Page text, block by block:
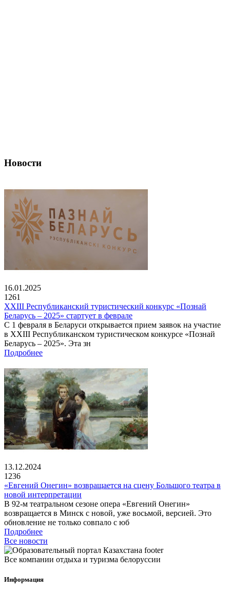
Новости
16.01.2025
1261
XXIII Республиканский туристический конкурс «Познай
Беларусь – 2025» стартует в феврале
С 1 февраля в Беларуси открывается прием заявок на участие
в XXIII Республиканском туристическом конкурсе «Познай
Беларусь – 2025». Эта зн
Подробнее
13.12.2024
1236
«Евгений Онегин» возвращается на сцену Большого театра в
новой интерпретации
В 92-м театральном сезоне опера «Евгений Онегин»
возвращается в Минск с новой, уже восьмой, версией. Это
обновление не только совпало с юб
Подробнее
Все новости
Все компании отдыха и туризма белоруссии
Информация